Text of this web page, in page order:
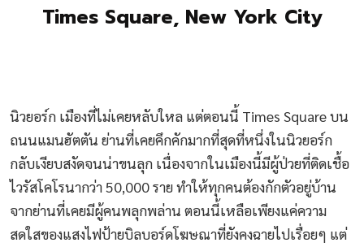
Times Square, New York City
นิวยอร์ก เมืองที่ไม่เคยหลับใหล แต่ตอนนี้ Times Square บน
ถนนแมนฮัตตัน ย่านที่เคยคึกคักมากที่สุดที่หนึ่งในนิวยอร์ก
กลับเงียบสงัดจนน่าขนลุก เนื่องจากในเมืองนี้มีผู้ป่วยที่ติดเชื้อ
ไวรัสโคโรนากว่า 50,000 ราย ทำให้ทุกคนต้องกักตัวอยู่บ้าน
จากย่านที่เคยมีผู้คนพลุกพล่าน ตอนนี้เหลือเพียงแค่ความ
สดใสของแสงไฟป้ายบิลบอร์ดโฆษณาที่ยังคงฉายไปเรื่อยๆ แต่